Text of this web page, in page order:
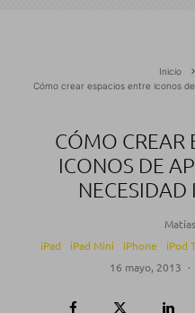
Inicio
Cómo crear espacios entre iconos
CÓMO CREAR
ICONOS DE
NECESIDAD
iPad
iPad Mini iPhone iPod
16 mayo, 2013 ·